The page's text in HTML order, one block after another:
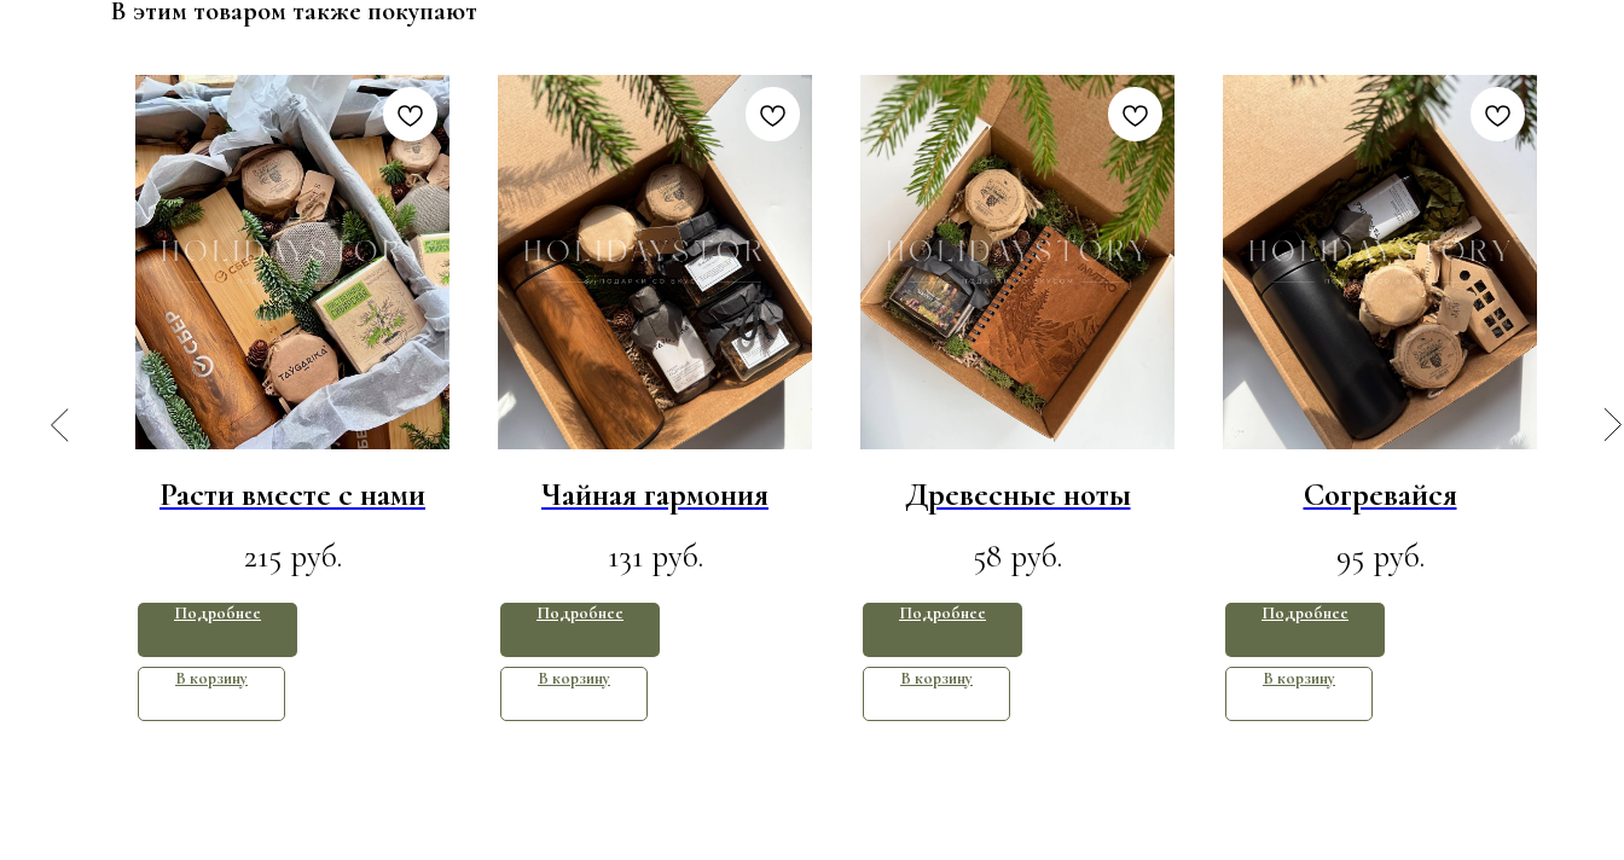
В этим товаром также покупают
Расти вместе с нами
215 руб.
Подробнее
В корзину
Чайная гармония
131 руб.
Подробнее
В корзину
Древесные ноты
58 руб.
Подробнее
В корзину
Согревайся
95 руб.
Подробнее
В корзину